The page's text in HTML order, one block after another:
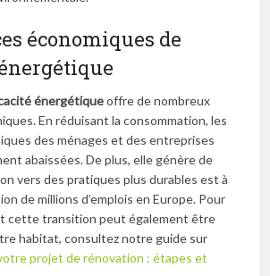
économiques de
énergétiqueoffre de nombreux
En réduisant la consommation, les
des ménages et des entreprises
abaissées. De plus, elle génère de
vers des pratiques plus durables est à
de millions d’emplois en Europe. Pour
cette transition peut également être
habitat, consultez notre guide sur
projet de rénovation : étapes et